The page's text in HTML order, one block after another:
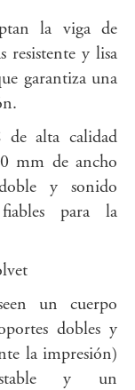
la viga de
resistente y lisa
garantiza una
de alta calidad
mm de ancho
y sonido
para la
un cuerpo
dobles y
la impresión)
y un